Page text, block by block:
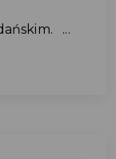
...